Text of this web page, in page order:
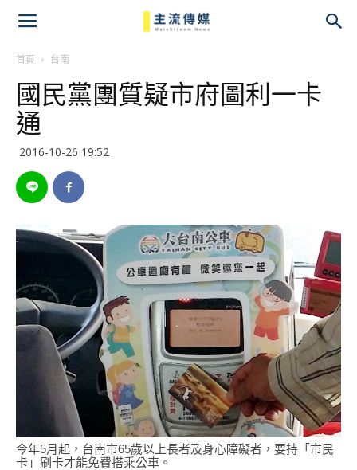
首頁 台南
國民黨團質疑市府圖利一卡
通
2016-10-26 19:52
今年5月起，台南市65歲以上長者及身心障礙者，要持「市民
卡」刷卡才能免費搭乘公車。